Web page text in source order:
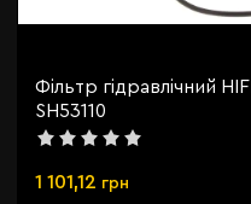
Фільтр гідравлічний HIFI
SH53110
1 101,12 грн